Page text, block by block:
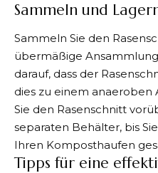
Sammeln und
Sammeln Sie den
übermäßige
darauf, dass der
dies zu einem anaeroben
Sie den Rasenschnitt
separaten Behälter, bis
Ihren Komposthaufen
Tipps für eine